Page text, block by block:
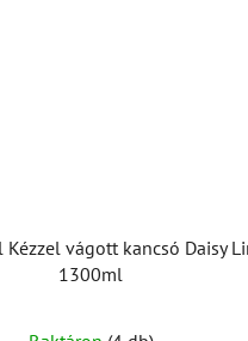
Kézzel vágott kancsó Daisy
1300ml